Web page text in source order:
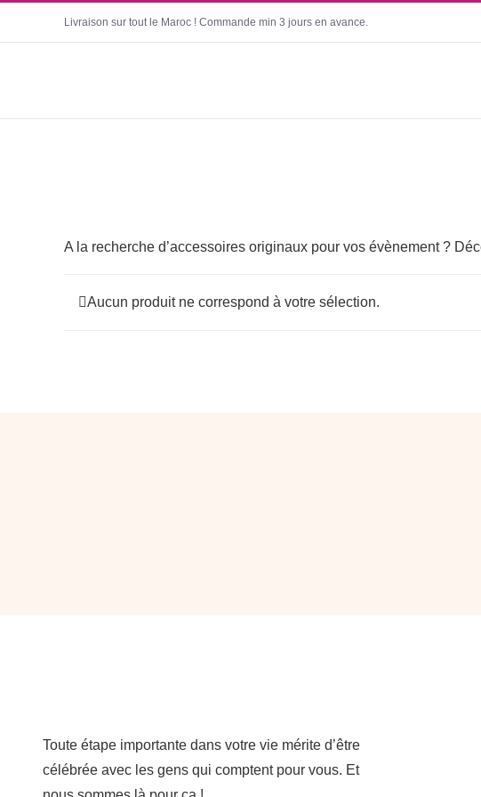
Livraison sur tout le Maroc ! Commande min 3 jours en avance.
A la recherche d’accessoires originaux pour vos évènement ?
Aucun produit ne correspond à votre sélection.
Toute étape importante dans votre vie mérite d’être
célébrée avec les gens qui comptent pour vous. Et